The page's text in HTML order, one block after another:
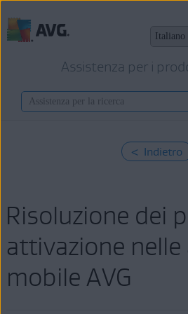
Assistenza per i
< Indietro
Risoluzione dei
attivazione nelle
mobile AVG